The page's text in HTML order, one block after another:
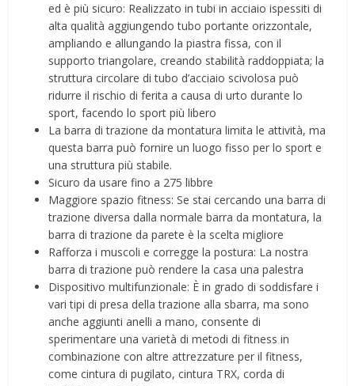
ed è più sicuro: Realizzato in tubi in acciaio ispessiti di
alta qualità aggiungendo tubo portante orizzontale,
ampliando e allungando la piastra fissa, con il
supporto triangolare, creando stabilità raddoppiata; la
struttura circolare di tubo d’acciaio scivolosa può
ridurre il rischio di ferita a causa di urto durante lo
sport, facendo lo sport più libero
La barra di trazione da montatura limita le attività, ma
questa barra può fornire un luogo fisso per lo sport e
una struttura più stabile.
Sicuro da usare fino a 275 libbre
Maggiore spazio fitness: Se stai cercando una barra di
trazione diversa dalla normale barra da montatura, la
barra di trazione da parete è la scelta migliore
Rafforza i muscoli e corregge la postura: La nostra
barra di trazione può rendere la casa una palestra
Dispositivo multifunzionale: È in grado di soddisfare i
vari tipi di presa della trazione alla sbarra, ma sono
anche aggiunti anelli a mano, consente di
sperimentare una varietà di metodi di fitness in
combinazione con altre attrezzature per il fitness,
come cintura di pugilato, cintura TRX, corda di